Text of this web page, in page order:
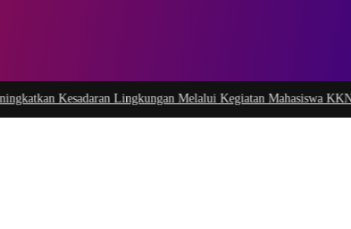
Kesadaran Lingkungan Melalui Kegiatan Mahasiswa KKN